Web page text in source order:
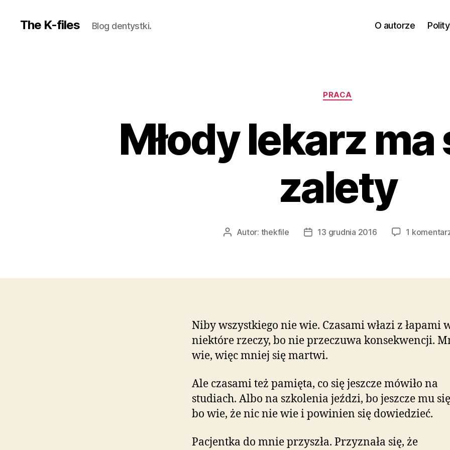
The K-files Blog dentystki. O autorze
Kategorie
PRACA
Młody lekarz
zalety
AutorAutor: thekfile
Data13 grudnia 2016 1
Niby wszystkiego nie wie. Czasami włazi z łapami
niektóre rzeczy, bo nie przeczuwa konsekwencji.
wie, więc mniej się martwi.
Ale czasami też pamięta, co się jeszcze mówiło na
studiach. Albo na szkolenia jeździ, bo jeszcze mu
bo wie, że nic nie wie i powinien się dowiedzieć.
Pacjentka do mnie przyszła. Przyznała się, że